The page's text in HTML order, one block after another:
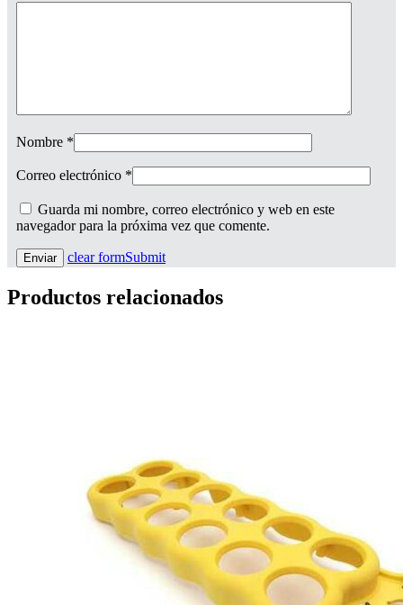
Nombre *
Correo electrónico *
Guarda mi nombre, correo electrónico y web en este
navegador para la próxima vez que comente.
clear formSubmit
Productos relacionados